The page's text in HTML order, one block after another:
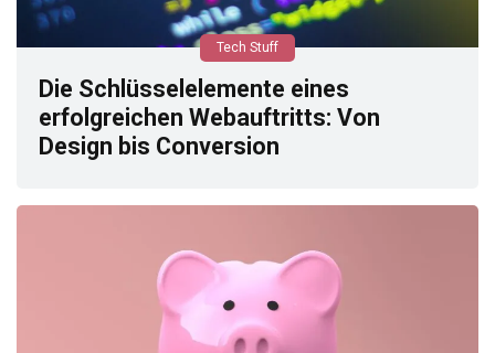
Tech Stuff
Die Schlüsselelemente eines
erfolgreichen Webauftritts: Von
Design bis Conversion